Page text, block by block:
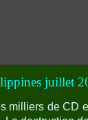
juillet
milliers de CD